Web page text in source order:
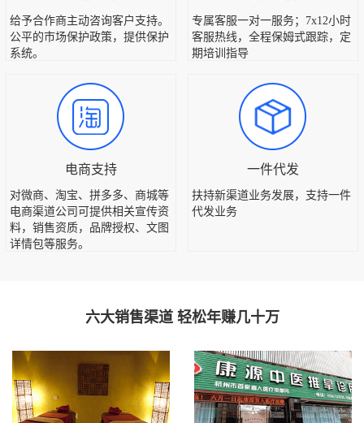
给予合作商主动咨询客户支持。
公平的市场保护政策，提供保护
系统。
专属客服一对一服务；7x12小时
客服热线，全程保姆式跟踪，定
期培训指导
电商支持
对微商、淘宝、拼多多、商城等
电商渠道公司可提供相关宣传资
料，销售资质，品牌授权、文图
详情包等服务。
一件代发
扶持新渠道业务发展，支持一件
代发业务
六大销售渠道 轻松年赚几十万